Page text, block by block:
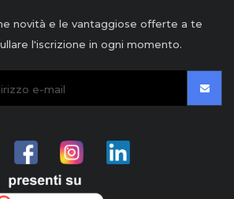
novità e le vantaggiose offerte a te
l'iscrizione in ogni momento.